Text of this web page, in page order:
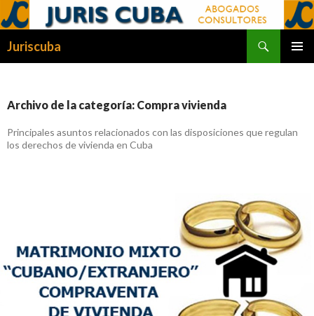
Juriscuba
Archivo de la categoría: Compra vivienda
Principales asuntos relacionados con las disposiciones que regulan
los derechos de vivienda en Cuba